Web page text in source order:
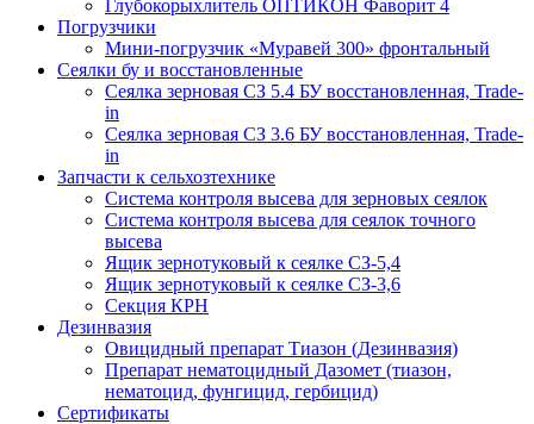
Глубокорыхлитель ОПТИКОН Фаворит 4
Погрузчики
Мини-погрузчик «Муравей 300» фронтальный
Сеялки бу и восстановленные
Сеялка зерновая СЗ 5.4 БУ восстановленная, Trade-
in
Сеялка зерновая СЗ 3.6 БУ восстановленная, Trade-
in
Запчасти к сельхозтехнике
Система контроля высева для зерновых сеялок
Система контроля высева для сеялок точного
высева
Ящик зернотуковый к сеялке СЗ-5,4
Ящик зернотуковый к сеялке СЗ-3,6
Секция КРН
Дезинвазия
Овицидный препарат Тиазон (Дезинвазия)
Препарат нематоцидный Дазомет (тиазон,
нематоцид, фунгицид, гербицид)
Сертификаты